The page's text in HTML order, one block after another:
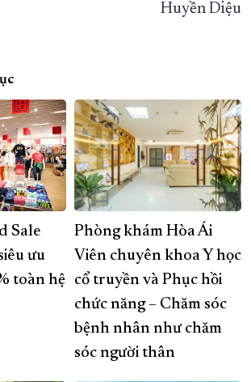
Huyền Diệu
Sale
ưu
toàn hệ
Phòng khám Hòa Ái
Viên chuyên khoa Y học
cổ truyền và Phục hồi
chức năng – Chăm sóc
bệnh nhân như chăm
sóc người thân